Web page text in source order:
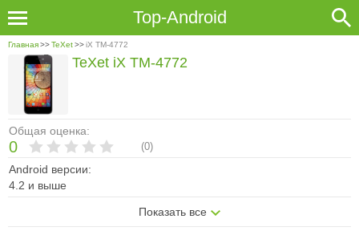
Top-Android
Главная>>TeXet>>iX TM-4772
Общая оценка:
0 (0)
Android версии:
4.2 и выше
Показать все
TeXet iX TM-4772